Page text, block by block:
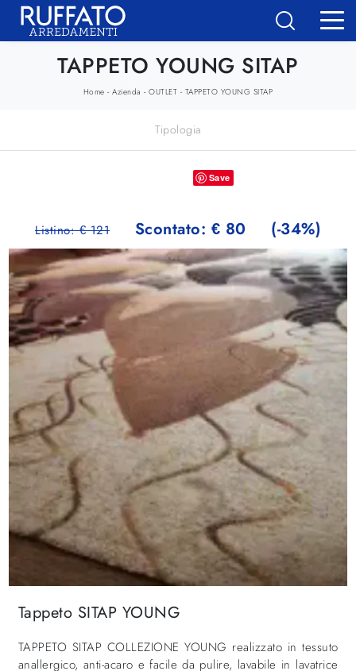
TAPPETO YOUNG SITAP
Home -Azienda -OUTLET - TAPPETO YOUNG SITAP
Tipologia
Save
Listino: € 121 Scontato: € 80 (-34%)
Tappeto SITAP YOUNG
TAPPETO SITAP COLLEZIONE YOUNG realizzato in tessuto
anallergico, anti-acaro e facile da pulire, lavabile in lavatrice